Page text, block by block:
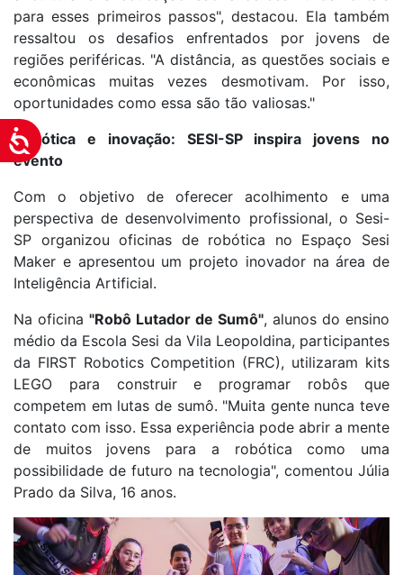
Acessibilidade
para esses primeiros passos", destacou. Ela também
ressaltou os desafios enfrentados por jovens de
regiões periféricas. "A distância, as questões sociais e
econômicas muitas vezes desmotivam. Por isso,
oportunidades como essa são tão valiosas."
Robótica e inovação: SESI-SP inspira jovens no
evento
Com o objetivo de oferecer acolhimento e uma
perspectiva de desenvolvimento profissional, o Sesi-
SP organizou oficinas de robótica no Espaço Sesi
Maker e apresentou um projeto inovador na área de
Inteligência Artificial.
Na oficina "Robô Lutador de Sumô", alunos do ensino
médio da Escola Sesi da Vila Leopoldina, participantes
da FIRST Robotics Competition (FRC), utilizaram kits
LEGO para construir e programar robôs que
competem em lutas de sumô. "Muita gente nunca teve
contato com isso. Essa experiência pode abrir a mente
de muitos jovens para a robótica como uma
possibilidade de futuro na tecnologia", comentou Júlia
Prado da Silva, 16 anos.